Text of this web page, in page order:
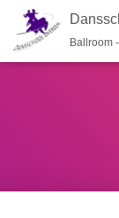
Ballroom